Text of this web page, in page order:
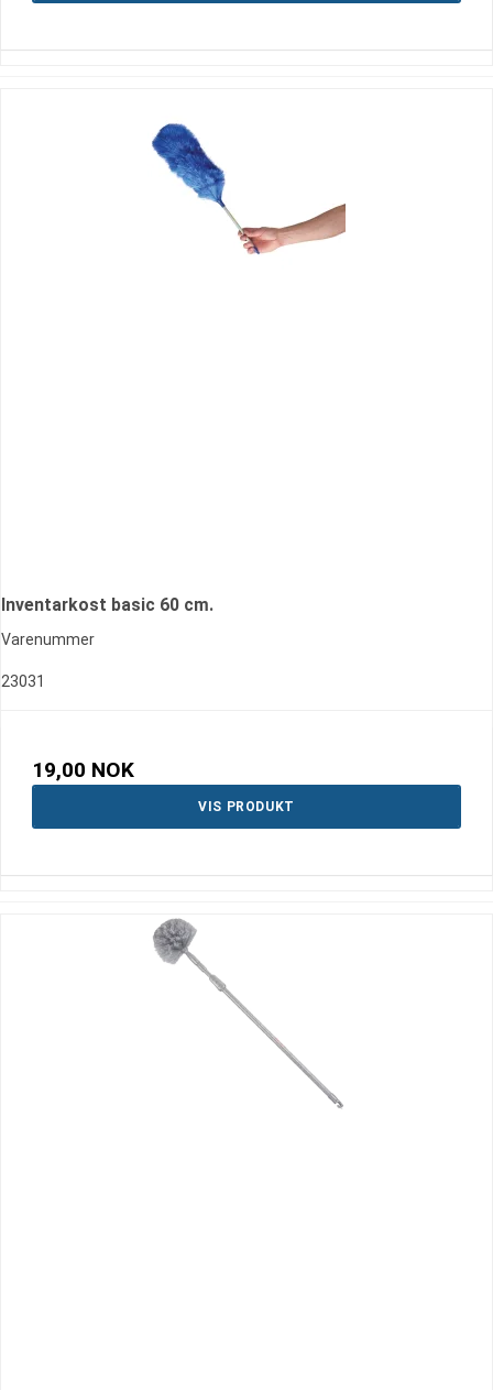
Inventarkost basic 60 cm.
Varenummer
23031
19,00 NOK
VIS PRODUKT